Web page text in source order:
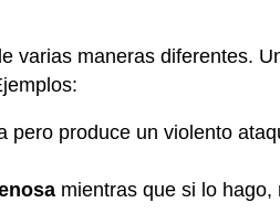
maneras diferentes.
produce un violento
mientras que si lo hago,